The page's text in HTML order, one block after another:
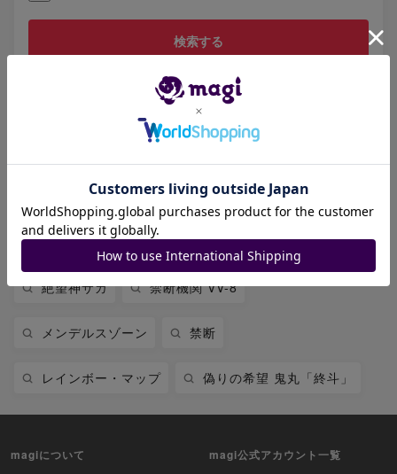
リセット
オールデリート 堕天左神エレクトラグライド
真気楼と誠偽感の決断 アーテル・ゴルギーニ
絶望神サガ 禁断機関 VV-8
メンデルスゾーン 禁断
レインボー・マップ 偽りの希望 鬼丸「終斗」
magiについて magi公式アカウント一覧